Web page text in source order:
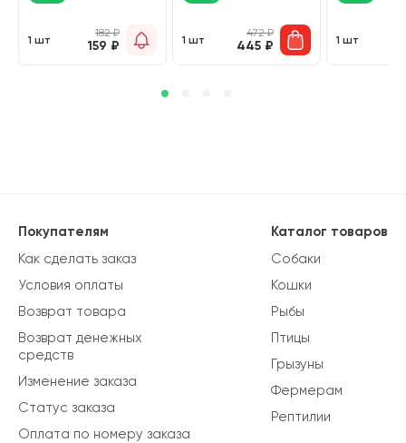
1 шт
182₽
159 ₽ 1 шт
472₽
445 ₽ 1 шт
Каталог товаров
Собаки
Кошки
Рыбы
Птицы
Грызуны
Фермерам
Рептилии
Покупателям
Как сделать заказ
Условия оплаты
Возврат товара
Возврат денежных
средств
Изменение заказа
Статус заказа
Оплата по номеру заказа